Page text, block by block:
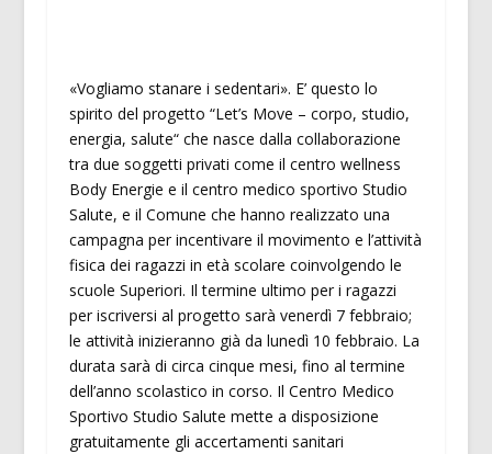
«Vogliamo stanare i sedentari». E’ questo lo
spirito del progetto “Let’s Move – corpo, studio,
energia, salute“ che nasce dalla collaborazione
tra due soggetti privati come il centro wellness
Body Energie e il centro medico sportivo Studio
Salute, e il Comune che hanno realizzato una
campagna per incentivare il movimento e l’attività
fisica dei ragazzi in età scolare coinvolgendo le
scuole Superiori. Il termine ultimo per i ragazzi
per iscriversi al progetto sarà venerdì 7 febbraio;
le attività inizieranno già da lunedì 10 febbraio. La
durata sarà di circa cinque mesi, fino al termine
dell’anno scolastico in corso. Il Centro Medico
Sportivo Studio Salute mette a disposizione
gratuitamente gli accertamenti sanitari